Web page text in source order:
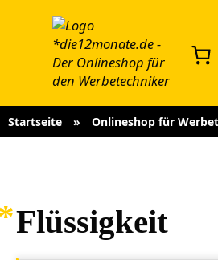
Startseite » Onlineshop für
Flüssigkeit